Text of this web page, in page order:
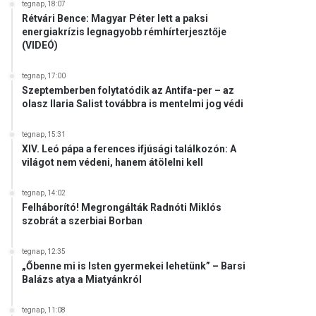
tegnap, 18:07
Rétvári Bence: Magyar Péter lett a paksi
energiakrízis legnagyobb rémhírterjesztője
(VIDEÓ)
tegnap, 17:00
Szeptemberben folytatódik az Antifa-per – az
olasz Ilaria Salist továbbra is mentelmi jog védi
tegnap, 15:31
XIV. Leó pápa a ferences ifjúsági találkozón: A
világot nem védeni, hanem átölelni kell
tegnap, 14:02
Felháborító! Megrongálták Radnóti Miklós
szobrát a szerbiai Borban
tegnap, 12:35
„Őbenne mi is Isten gyermekei lehetünk” – Barsi
Balázs atya a Miatyánkról
tegnap, 11:08